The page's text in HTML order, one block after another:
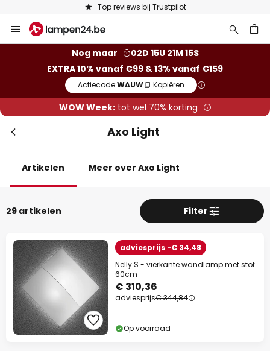
Keuze uit 50.000 lampen
naar
Nog maar
02D 15U 21M 14S
EXTRA 10% vanaf €99 & 13% vanaf €159
Actiecode:WAUW Kopiëren
WOW Week:tot wel 70% korting
Axo Light
Artikelen Meer over Axo Light
29 artikelen Filter
adviesprijs -€ 34,48
Nelly S - vierkante wandlamp met stof
60cm
€ 310,36
adviesprijs€ 344,84
Op voorraad